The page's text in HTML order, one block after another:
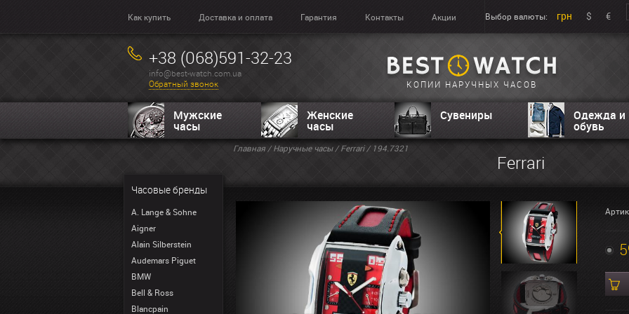
Как купить Доставка и оплата Гарантия Контакты Акции Выбор валюты: грн $ €
+38 (068)591-32-23
info@best-watch.com.ua
Обратный звонок
КОПИИ НАРУЧНЫХ ЧАСОВ
Мужские
часы
Женские
часы
Сувениры Одежда и
обувь
Часовые бренды
A. Lange & Sohne
Aigner
Alain Silberstein
Audemars Piguet
BMW
Bell & Ross
Blancpain
Главная/Наручные часы/Ferrari/ 194.7321
Ferrari